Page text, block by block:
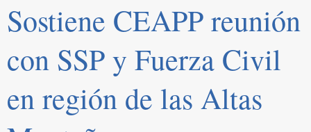
Sostiene CEAPP reunión
con SSP y Fuerza Civil
en región de las Altas